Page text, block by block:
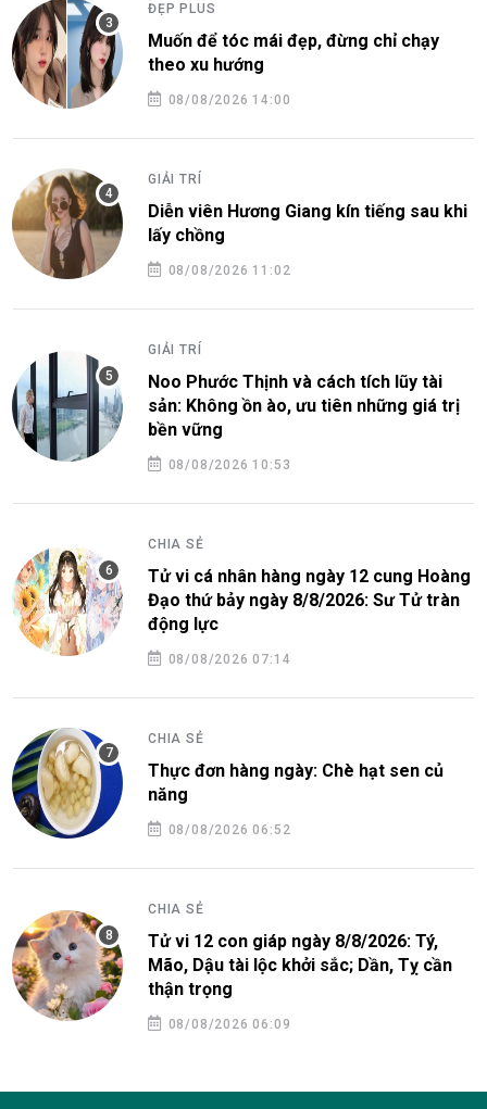
ĐẸP PLUS
Muốn để tóc mái đẹp, đừng chỉ chạy
theo xu hướng
08/08/2026 14:00
GIẢI TRÍ
Diễn viên Hương Giang kín tiếng sau khi
lấy chồng
08/08/2026 11:02
GIẢI TRÍ
Noo Phước Thịnh và cách tích lũy tài
sản: Không ồn ào, ưu tiên những giá trị
bền vững
08/08/2026 10:53
CHIA SẺ
Tử vi cá nhân hàng ngày 12 cung Hoàng
Đạo thứ bảy ngày 8/8/2026: Sư Tử tràn
động lực
08/08/2026 07:14
CHIA SẺ
Thực đơn hàng ngày: Chè hạt sen củ
năng
08/08/2026 06:52
CHIA SẺ
Tử vi 12 con giáp ngày 8/8/2026: Tý,
Mão, Dậu tài lộc khởi sắc; Dần, Tỵ cần
thận trọng
08/08/2026 06:09